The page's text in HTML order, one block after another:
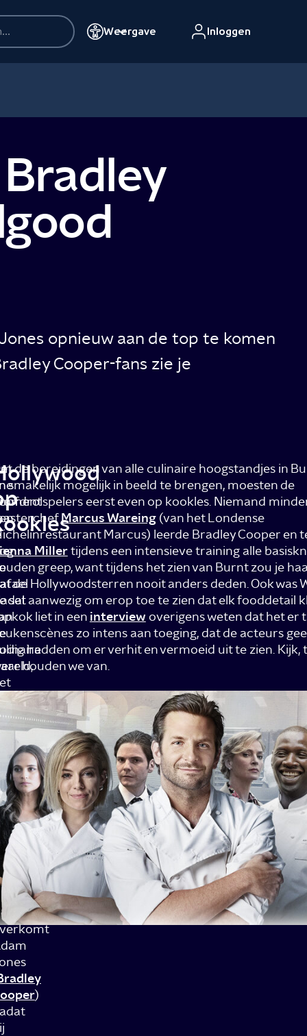
Weergave Inloggen
opnieuw aan de top te komen
Cooper-fans zie je
)
de bereidingen van alle culinaire hoogstandjes in
smakelijk mogelijk in beeld te brengen, moesten de
eerst even op kookles. Niemand
Marcus Wareing(van het Londense
Marcus) leerde Bradley Cooper en
Millertijdens een intensieve training alle
greep, want tijdens het zien van Burnt zou je
de Hollywoodsterren nooit anders deden. Ook was
set aanwezig om erop toe te zien dat elk fooddetail
liet in een interview overigens weten dat het er
zo intens aan toeging, dat de acteurs
hadden om er verhit en vermoeid uit te zien. Kijk,
houden we van.